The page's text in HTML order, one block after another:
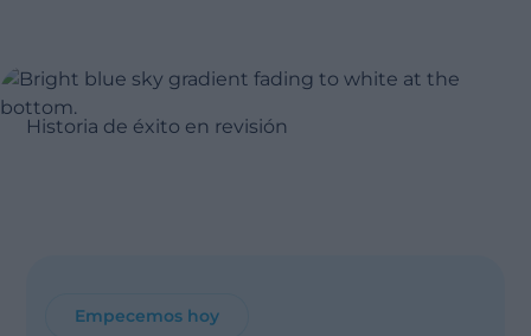
Historia de éxito en revisión
Empecemos hoy